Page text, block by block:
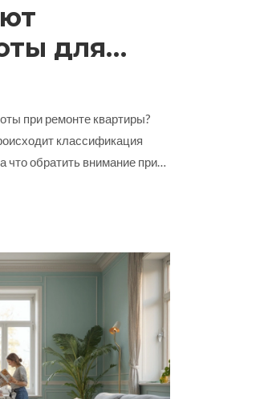
для
при ремонте квартиры?
классификация
что обратить внимание при
чётко распознать, что
путать черновую и